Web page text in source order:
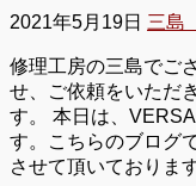
2021年5月19日 三島
修理工房の三島でご
せ、ご依頼をいただ
す。 本日は、
す。こちらのブログ
させて頂いておりま